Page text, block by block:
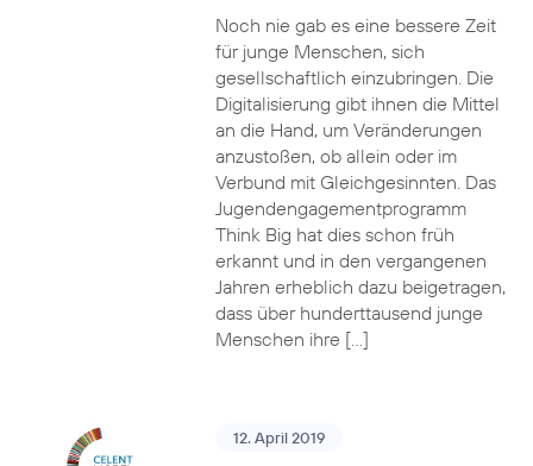
Noch nie gab es eine bessere Zeit
für junge Menschen, sich
gesellschaftlich einzubringen. Die
Digitalisierung gibt ihnen die Mittel
an die Hand, um Veränderungen
anzustoßen, ob allein oder im
Verbund mit Gleichgesinnten. Das
Jugendengagementprogramm
Think Big hat dies schon früh
erkannt und in den vergangenen
Jahren erheblich dazu beigetragen,
dass über hunderttausend junge
Menschen ihre […]
12. April 2019